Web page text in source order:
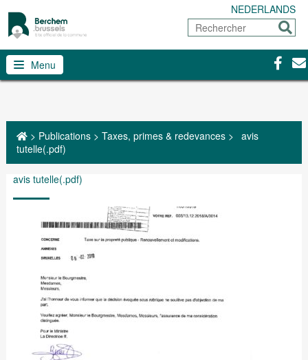
NEDERLANDS
Rechercher
Menu
> Publications> Taxes, primes & redevances> avis
tutelle(.pdf)
avis tutelle(.pdf)